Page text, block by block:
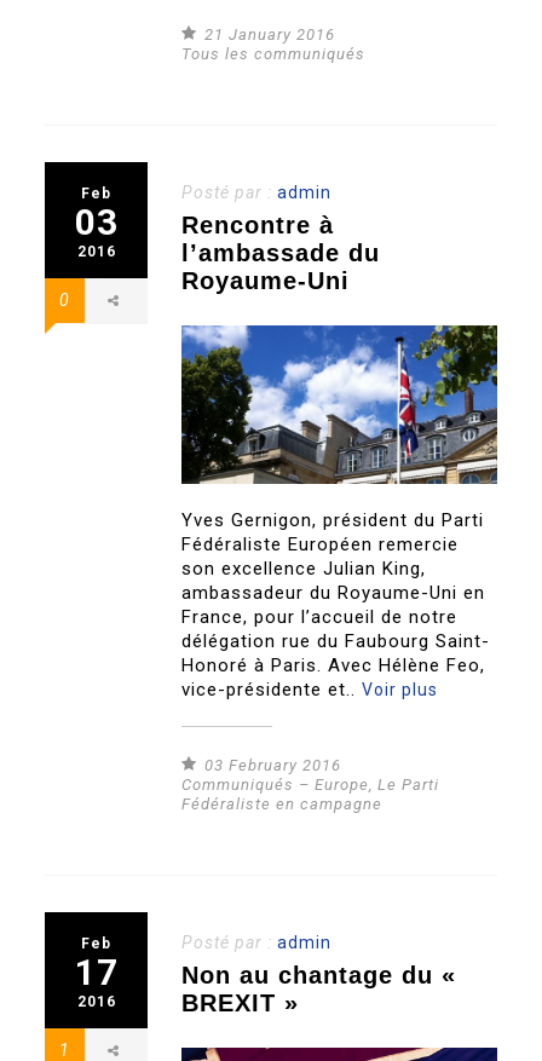
21 January 2016
Tous les communiqués
Feb
03
2016
0
Posté par :admin
Rencontre à
l’ambassade du
Royaume-Uni
Yves Gernigon, président du Parti
Fédéraliste Européen remercie
son excellence Julian King,
ambassadeur du Royaume-Uni en
France, pour l’accueil de notre
délégation rue du Faubourg Saint-
Honoré à Paris. Avec Hélène Feo,
vice-présidente et..Voir plus
03 February 2016
Communiqués – Europe ,Le Parti
Fédéraliste en campagne
Feb
17
2016
1
Posté par :admin
Non au chantage du «
BREXIT »